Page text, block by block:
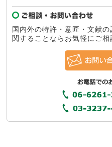
国内外の特許・意匠・文献
関することならお気軽にご相